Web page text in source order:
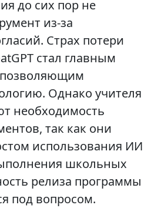
до сих пор не
из-за
Страх потери
стал главным
позволяющим
Однако учителя
необходимость
так как они
использования ИИ
школьных
релиза программы
под вопросом.